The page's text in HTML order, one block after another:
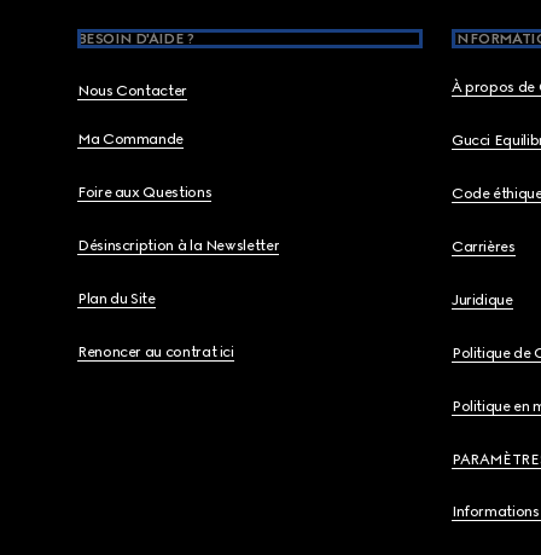
BESOIN D'AIDE ?
Nous Contacter
Ma Commande
Foire aux Questions
Désinscription à la Newsletter
Plan du Site
Renoncer au contrat ici
À propos de
Gucci
Code
Carrières
Juridique
Politique de
Politique en
Informations